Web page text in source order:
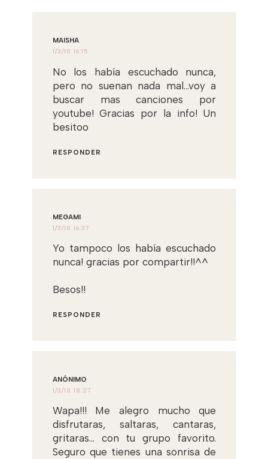
MAISHA
1/3/10 16:15
No los había escuchado nunca,
pero no suenan nada mal...voy a
buscar mas canciones por
youtube! Gracias por la info! Un
besitoo
RESPONDER
MEGAMI
1/3/10 16:37
Yo tampoco los había escuchado
nunca! gracias por compartir!!^^
Besos!!
RESPONDER
ANÓNIMO
1/3/10 18:27
Wapa!!! Me alegro mucho que
disfrutaras, saltaras, cantaras,
gritaras... con tu grupo favorito.
Seguro que tienes una sonrisa de